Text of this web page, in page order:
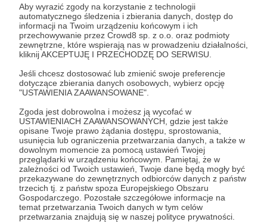
Aby wyrazić zgody na korzystanie z technologii
automatycznego śledzenia i zbierania danych, dostęp do
informacji na Twoim urządzeniu końcowym i ich
przechowywanie przez Crowd8 sp. z o.o. oraz podmioty
zewnętrzne, które wspierają nas w prowadzeniu działalności,
kliknij AKCEPTUJĘ I PRZECHODZĘ DO SERWISU.
Jeśli chcesz dostosować lub zmienić swoje preferencje
dotyczące zbierania danych osobowych, wybierz opcję
"USTAWIENIA ZAAWANSOWANE".
Zgoda jest dobrowolna i możesz ją wycofać w
USTAWIENIACH ZAAWANSOWANYCH, gdzie jest także
opisane Twoje prawo żądania dostępu, sprostowania,
usunięcia lub ograniczenia przetwarzania danych, a także w
dowolnym momencie za pomocą ustawień Twojej
przeglądarki w urządzeniu końcowym. Pamiętaj, że w
zależności od Twoich ustawień, Twoje dane będą mogły być
przekazywane do zewnętrznych odbiorców danych z państw
trzecich tj. z państw spoza Europejskiego Obszaru
Gospodarczego. Pozostałe szczegółowe informacje na
temat przetwarzania Twoich danych w tym celów
przetwarzania znajdują się w naszej polityce prywatności.
100 zł miesięcznie
Złoty Patron PolishNews24
Wpłacając kwotę 100zl zyskujesz status Złotego
Patrona projektu Polisews24.com
Informacje opublikujemy w specjalnej sekcji na
naszej stronie internetowej, a także profilach w
mediach społecznościowych.
Każdy z naszych Patronów otrzyma grafikę “ Złoty